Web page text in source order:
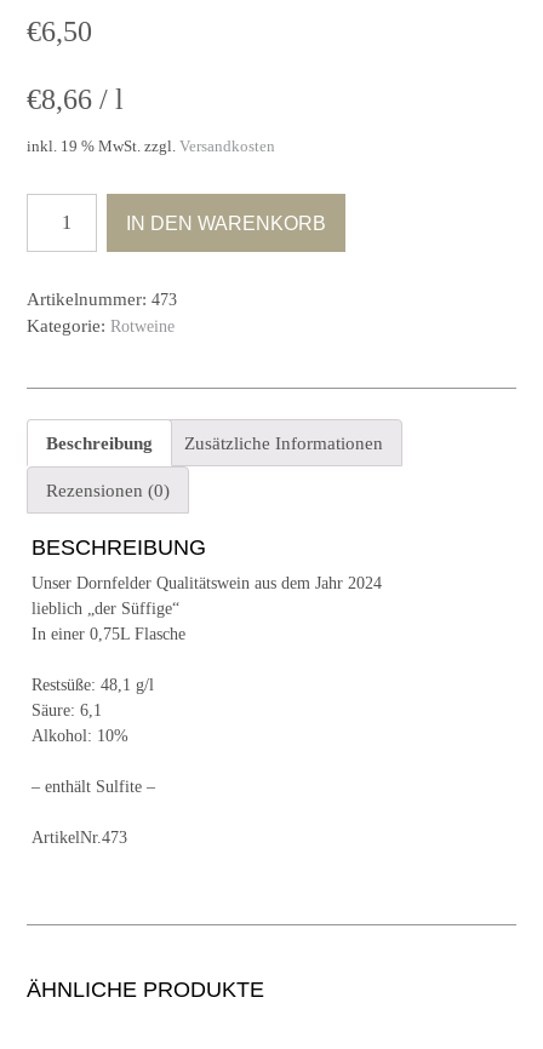
€6,50
€8,66 / l
inkl. 19 % MwSt. zzgl. Versandkosten
Dornfelder
Qualitätswein
Menge
IN DEN WARENKORB
Artikelnummer: 473
Kategorie: Rotweine
Beschreibung Zusätzliche Informationen
Rezensionen (0)
BESCHREIBUNG
Unser Dornfelder Qualitätswein aus dem Jahr 2024
lieblich „der Süffige“
In einer 0,75L Flasche
Restsüße: 48,1 g/l
Säure: 6,1
Alkohol: 10%
– enthält Sulfite –
ArtikelNr.473
ÄHNLICHE PRODUKTE